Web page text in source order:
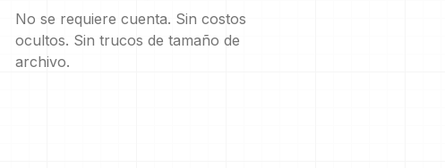
No se requiere cuenta. Sin costos
ocultos. Sin trucos de tamaño de
archivo.